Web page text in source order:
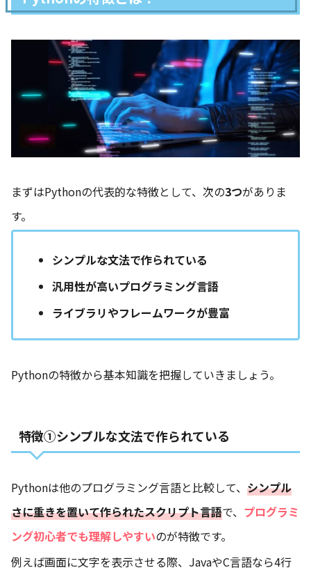
まずはPythonの代表的な特徴として、次の3つがありま
す。
シンプルな文法で作られている
汎用性が高いプログラミング言語
ライブラリやフレームワークが豊富
Pythonの特徴から基本知識を把握していきましょう。
特徴①シンプルな文法で作られている
Pythonは他のプログラミング言語と比較して、 シンプル
さに重きを置いて作られたスクリプト言語で、 プログラミ
ング初心者でも理解しやすいのが特徴です。
例えば画面に文字を表示させる際、JavaやC言語なら4行